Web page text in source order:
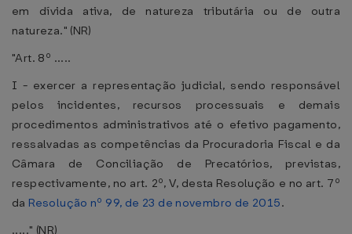
em dívida ativa, de natureza tributária ou de outra
natureza." (NR)
"Art. 8º .....
I - exercer a representação judicial, sendo responsável
pelos incidentes, recursos processuais e demais
procedimentos administrativos até o efetivo pagamento,
ressalvadas as competências da Procuradoria Fiscal e da
Câmara de Conciliação de Precatórios, previstas,
respectivamente, no art. 2º, V, desta Resolução e no art. 7º
da Resolução nº 99, de 23 de novembro de 2015.
....." (NR)